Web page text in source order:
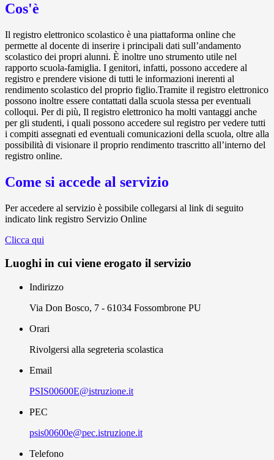
Cos'è
Il registro elettronico scolastico è una piattaforma online che
permette al docente di inserire i principali dati sull’andamento
scolastico dei propri alunni. È inoltre uno strumento utile nel
rapporto scuola-famiglia. I genitori, infatti, possono accedere al
registro e prendere visione di tutti le informazioni inerenti al
rendimento scolastico del proprio figlio.Tramite il registro elettronico
possono inoltre essere contattati dalla scuola stessa per eventuali
colloqui. Per di più, Il registro elettronico ha molti vantaggi anche
per gli studenti, i quali possono accedere sul registro per vedere tutti
i compiti assegnati ed eventuali comunicazioni della scuola, oltre alla
possibilità di visionare il proprio rendimento trascritto all’interno del
registro online.
Come si accede al servizio
Per accedere al servizio è possibile collegarsi al link di seguito
indicato link registro Servizio Online
Clicca qui
Luoghi in cui viene erogato il servizio
Indirizzo
Via Don Bosco, 7 - 61034 Fossombrone PU
Orari
Rivolgersi alla segreteria scolastica
Email
PSIS00600E@istruzione.it
PEC
psis00600e@pec.istruzione.it
Telefono